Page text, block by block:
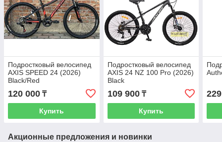
Подростковый велосипед
AXIS SPEED 24 (2026)
Black/Red
120 000 ₸
Купить
Подростковый велосипед
AXIS 24 NZ 100 Pro (2026)
Black
109 900₸
Купить
Акционные предложения и новинки